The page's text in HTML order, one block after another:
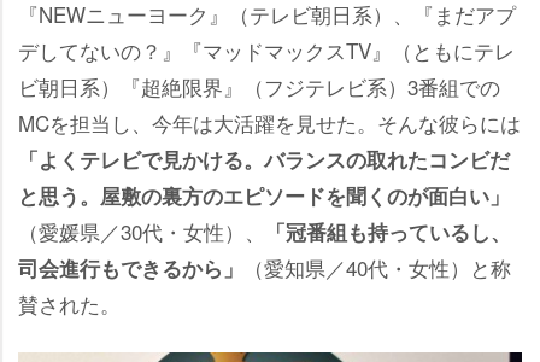
『NEWニューヨーク』（テレビ朝日系）、『まだアプ
デしてないの？』『マッドマックスTV』（ともにテレ
ビ朝日系）『超絶限界』（フジテレビ系）3番組での
MCを担当し、今年は大活躍を見せた。そんな彼らには
「よくテレビで見かける。バランスの取れたコンビだ
と思う。屋敷の裏方のエピソードを聞くのが面白い」
（愛媛県／30代・女性）、
「冠番組も持っているし、
司会進行もできるから」
（愛知県／40代・女性）と称
賛された。